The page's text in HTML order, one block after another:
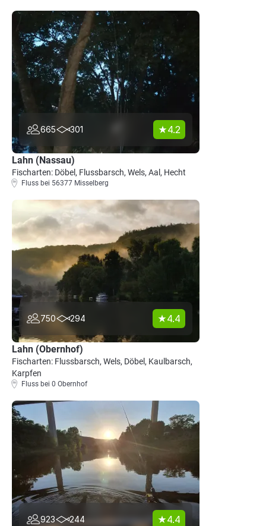
665 301 4.2
Lahn (Nassau)
Fischarten: Döbel, Flussbarsch, Wels, Aal, Hecht
Fluss bei 56377 Misselberg
750 294 4.4
Lahn (Obernhof)
Fischarten: Flussbarsch, Wels, Döbel, Kaulbarsch,
Karpfen
Fluss bei 0 Obernhof
923 244 4.4